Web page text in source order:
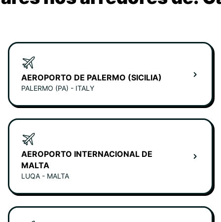
AEROPORTO DE PALERMO (SICILIA)
PALERMO (PA) - ITALY
AEROPORTO INTERNACIONAL DE
MALTA
LUQA - MALTA